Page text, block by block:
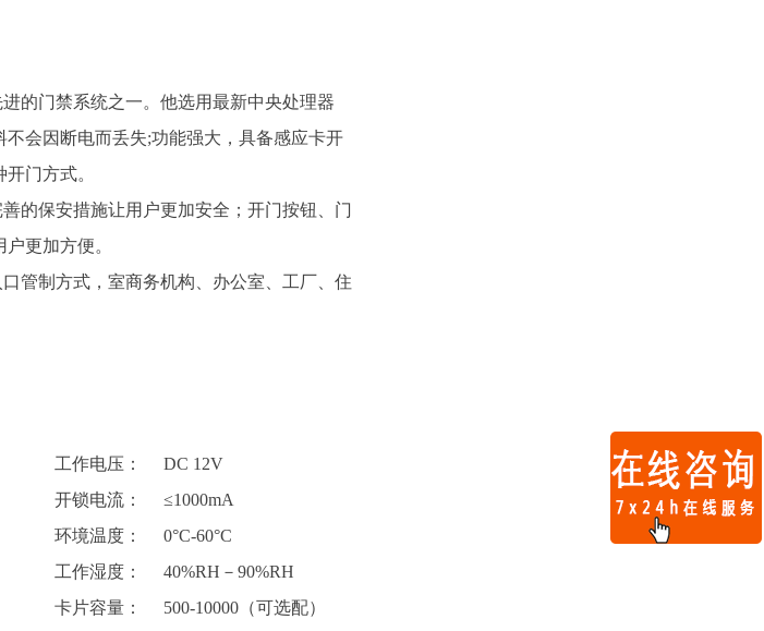
门禁系统之一。他选用最新中央处理器
会因断电而丢失;功能强大，具备感应卡开
门方式。
保安措施让用户更加安全；开门按钮、门
更加方便。
制方式，室商务机构、办公室、工厂、住
工作电压： DC 12V
开锁电流： ≤1000mA
环境温度： 0°C-60°C
工作湿度： 40%RH－90%RH
卡片容量： 500-10000（可选配）